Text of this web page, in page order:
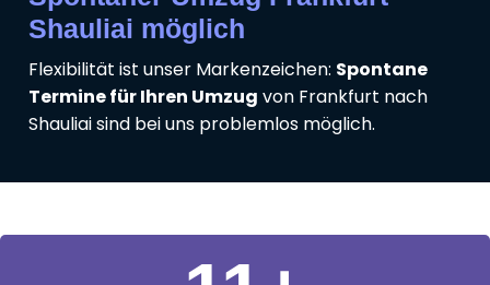
Shauliai möglich
Flexibilität ist unser Markenzeichen: Spontane
Termine für Ihren Umzug von Frankfurt nach
Shauliai sind bei uns problemlos möglich.